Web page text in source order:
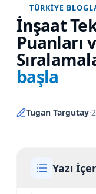
TÜRKIYE
İnşaat
Puanları
başla
Tugan Targutay·
Yazı